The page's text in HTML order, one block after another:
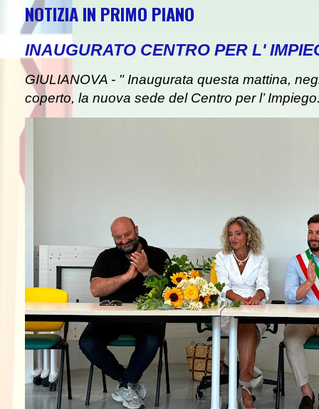
NOTIZIA IN PRIMO PIANO
INAUGURATO CENTRO PER L'
GIULIANOVA - " Inaugurata questa mattina,
coperto, la nuova sede del Centro per l’